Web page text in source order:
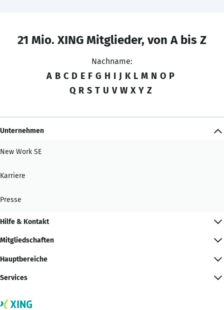
21 Mio. XING Mitglieder, von A bis Z
Nachname:
A B C D E F G H I J K L M N O P
Q R S T U V W X Y Z
Unternehmen
New Work SE
Karriere
Presse
Hilfe & Kontakt
Mitgliedschaften
Hauptbereiche
Services